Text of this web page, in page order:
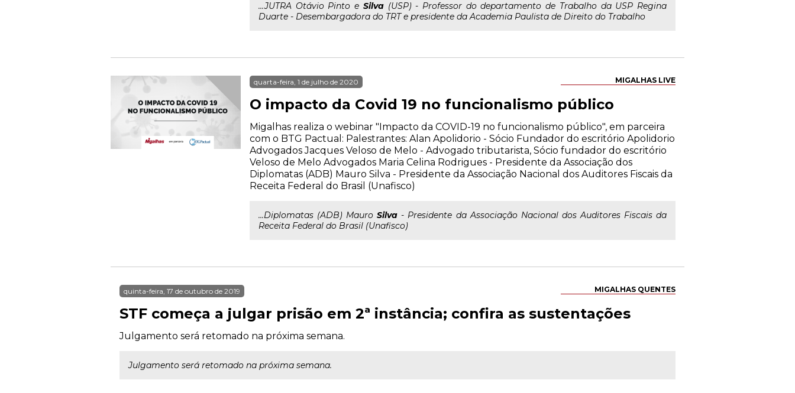
...JUTRA Otávio Pinto e Silva(USP) - Professor do departamento de Trabalho da USP Regina
Duarte - Desembargadora do TRT e presidente da Academia Paulista de Direito do Trabalho
MIGALHAS LIVE
quarta-feira, 1 de julho de 2020
O impacto da Covid 19 no funcionalismo público
Migalhas realiza o webinar "Impacto da COVID-19 no funcionalismo público", em parceira
com o BTG Pactual: Palestrantes: Alan Apolidorio - Sócio Fundador do escritório Apolidorio
Advogados Jacques Veloso de Melo - Advogado tributarista, Sócio fundador do escritório
Veloso de Melo Advogados Maria Celina Rodrigues - Presidente da Associação dos
Diplomatas (ADB) Mauro Silva - Presidente da Associação Nacional dos Auditores Fiscais da
Receita Federal do Brasil (Unafisco)
...Diplomatas (ADB) MauroSilva - Presidente da Associação Nacional dos Auditores Fiscais da
Receita Federal do Brasil (Unafisco)
MIGALHAS QUENTES
quinta-feira, 17 de outubro de 2019
STF começa a julgar prisão em 2ª instância; confira as sustentações
Julgamento será retomado na próxima semana.
Julgamento será retomado na próxima semana.